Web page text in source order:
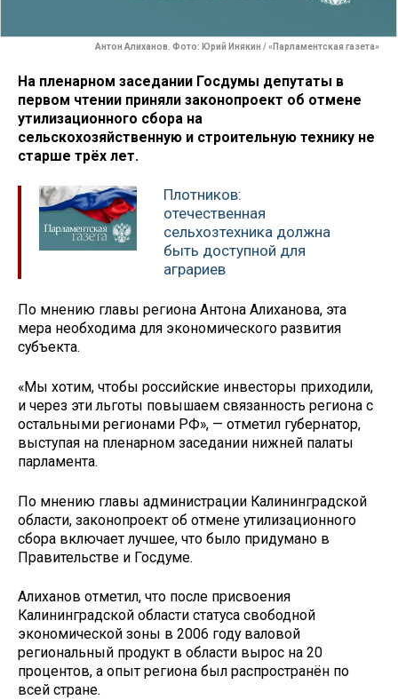
Антон Алиханов. Фото: Юрий Инякин / «Парламентская газета»
На пленарном заседании Госдумы депутаты в
первом чтении приняли законопроект об отмене
утилизационного сбора на
сельскохозяйственную и строительную технику не
старше трёх лет.
Плотников:
отечественная
сельхозтехника должна
быть доступной для
аграриев
По мнению главы региона Антона Алиханова, эта
мера необходима для экономического развития
субъекта.
«Мы хотим, чтобы российские инвесторы приходили,
и через эти льготы повышаем связанность региона с
остальными регионами РФ», — отметил губернатор,
выступая на пленарном заседании нижней палаты
парламента.
По мнению главы администрации Калининградской
области, законопроект об отмене утилизационного
сбора включает лучшее, что было придумано в
Правительстве и Госдуме.
Алиханов отметил, что после присвоения
Калининградской области статуса свободной
экономической зоны в 2006 году валовой
региональный продукт в области вырос на 20
процентов, а опыт региона был распространён по
всей стране.